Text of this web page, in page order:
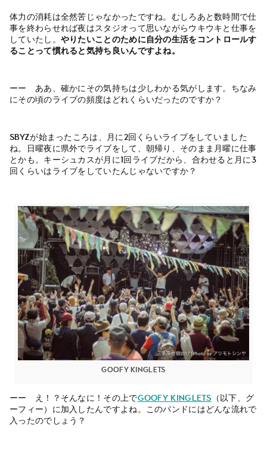
体力の消耗は全然苦じゃなかったですね。むしろあと数時間で仕
事を終わらせれば夜はスタジオって思いながらウキウキと仕事を
していたし。 やりたいことのために自分の生活をコントロールす
ることって慣れると気持ち良いんですよね。
ーー ああ、確かにその気持ちは少しわかる気がします。ちなみ
にその頃のライブの頻度はどれくらいだったのですか？
SBYZが始まったころは、月に2回くらいライブをしていました
ね。日曜夜に県外でライブをして、朝帰り、そのまま月曜に仕事
とかも。キーシュカスが月に1回ライブだから、合わせると月に3
回くらいはライブをしていたんじゃないですか？
GOOFY KINGLETS
ーー え！？そんなに！その上でGOOFY KINGLETS （以下、グ
ーフィー）に加入したんですよね。このバンドにはどんな流れで
入ったのでしょう？